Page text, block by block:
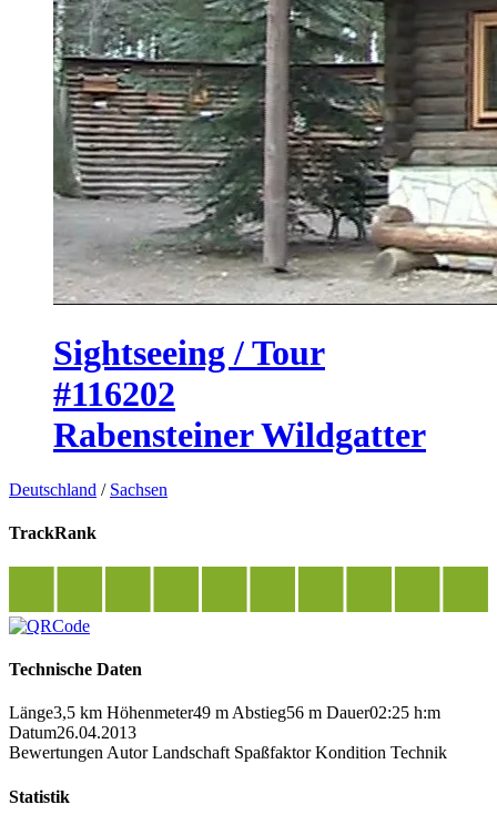
Sightseeing / Tour
#116202
Rabensteiner Wildgatter
Deutschland / Sachsen
TrackRank
Technische Daten
Länge3,5 km Höhenmeter49 m Abstieg56 m Dauer02:25 h:m
Datum26.04.2013
Bewertungen Autor Landschaft Spaßfaktor Kondition Technik
Statistik